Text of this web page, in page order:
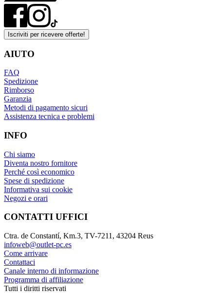
Iscriviti per ricevere offerte!
AIUTO
FAQ
Spedizione
Rimborso
Garanzia
Metodi di pagamento sicuri
Assistenza tecnica e problemi
INFO
Chi siamo
Diventa nostro fornitore
Perché così economico
Spese di spedizione
Informativa sui cookie
Negozi e orari
CONTATTI UFFICI
Ctra. de Constantí, Km.3, TV-7211, 43204 Reus
infoweb@outlet-pc.es
Come arrivare
Contattaci
Canale interno di informazione
Programma di affiliazione
Tutti i diritti riservati